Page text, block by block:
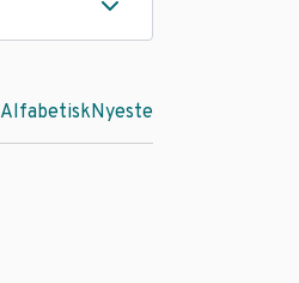
AlfabetiskNyeste